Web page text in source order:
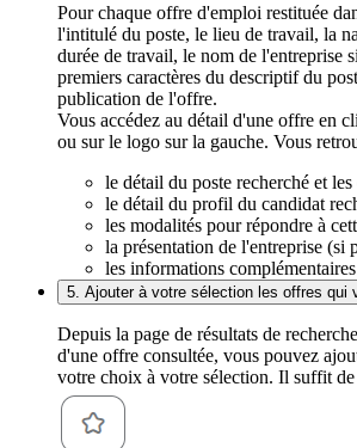
Pour chaque offre d'emploi restituée
l'intitulé du poste, le lieu de travail, la
durée de travail, le nom de l'entreprise
premiers caractères du descriptif du
publication de l'offre.
Vous accédez au détail d'une offre en
ou sur le logo sur la gauche. Vous
le détail du poste recherché et
le détail du profil du candidat
les modalités pour répondre à
la présentation de l'entreprise (si
les informations
5. Ajouter à votre sélection les offres qui
Depuis la page de résultats de
d'une offre consultée, vous pouvez
votre choix à votre sélection. Il suffit